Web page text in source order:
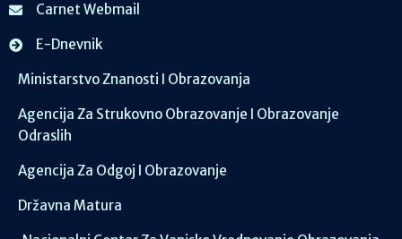
Carnet Webmail
E-Dnevnik
Ministarstvo Znanosti I Obrazovanja
Agencija Za Strukovno Obrazovanje I Obrazovanje
Odraslih
Agencija Za Odgoj I Obrazovanje
Državna Matura